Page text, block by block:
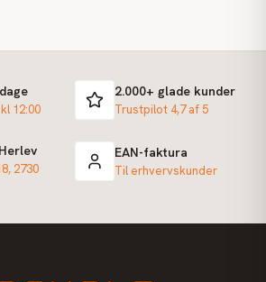
12:00
2.000+ glade kunder
Trustpilot 4,7 af 5
2730
EAN-faktura
Til erhvervskunder